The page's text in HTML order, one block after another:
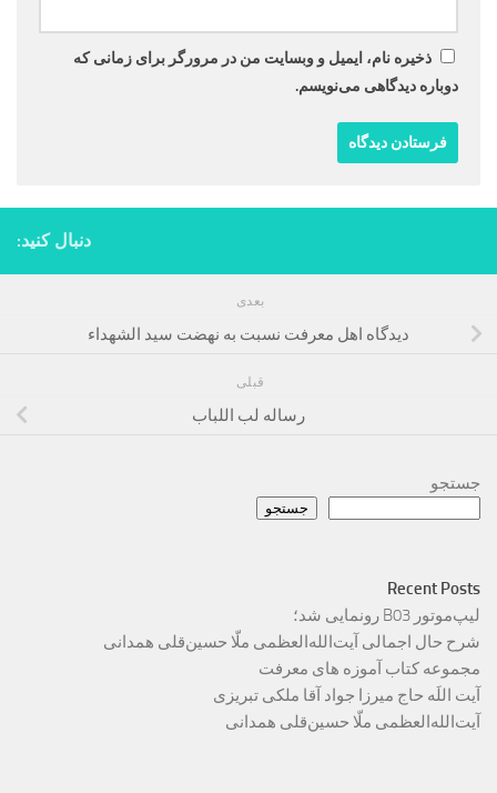
ذخیره نام، ایمیل و وبسایت من در مرورگر برای زمانی که
دوباره دیدگاهی می‌نویسم.
دنبال کنید:
بعدی
دیدگاه اهل معرفت نسبت به نهضت سید الشهداء
قبلی
رساله لب اللباب
جستجو
جستجو
Recent Posts
لیپ‌موتور B03 رونمایی شد؛
شرح حال اجمالی آیت‌الله‌العظمی ملّا حسین‌قلی همدانی
مجموعه کتاب آموزه های معرفت
آیت اللَه حاج میرزا جواد آقا ملکی تبریزی
آیت‌الله‌العظمی ملّا حسین‌قلی همدانی